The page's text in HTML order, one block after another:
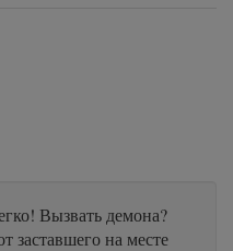
Вызвать демона?
заставшего на месте